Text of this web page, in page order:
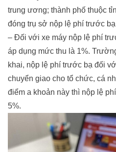
trung ương; thành phố thuộc
đóng trụ sở nộp lệ phí trước
– Đối với xe máy nộp lệ phí
áp dụng mức thu là 1%.
khai, nộp lệ phí trước bạ đối
chuyển giao cho tổ chức, cá
điểm a khoản này thì nộp lệ
5%.